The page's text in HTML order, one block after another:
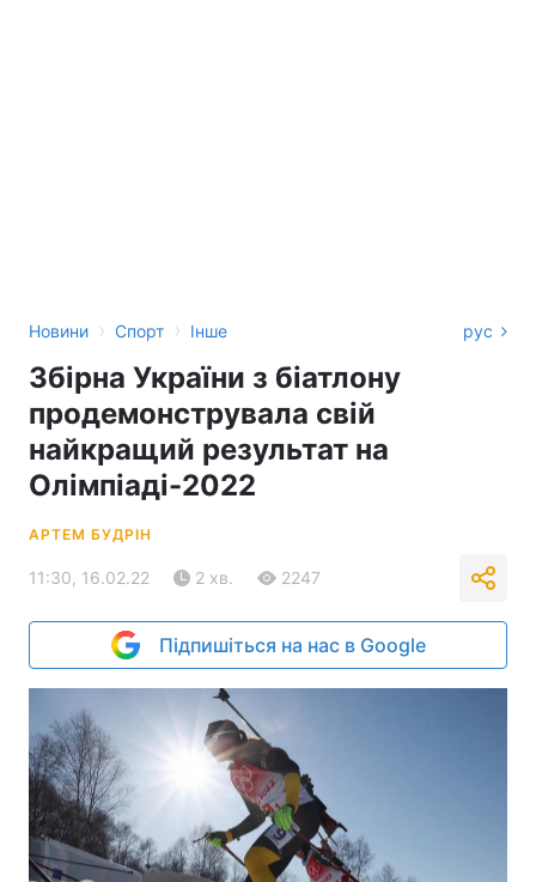
Новини › Спорт › Інше рус
Збірна України з біатлону
продемонструвала свій
найкращий результат на
Олімпіаді-2022
АРТЕМ БУДРІН
11:30, 16.02.22 2 хв. 2247
Підпишіться на нас в Google